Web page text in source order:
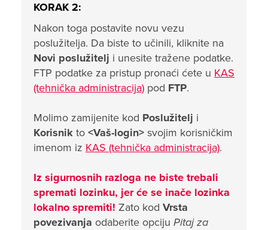
KORAK 2:
Nakon toga postavite novu vezu
poslužitelja. Da biste to učinili, kliknite na
Novi poslužitelj i unesite tražene podatke.
FTP podatke za pristup pronaći ćete u KAS
(tehnička administracija) pod FTP.
Molimo zamijenite kod Poslužitelj i
Korisnik to <Vaš-login> svojim korisničkim
imenom iz KAS (tehnička administracija).
Iz sigurnosnih razloga ne biste trebali
spremati lozinku, jer će se inače lozinka
lokalno spremiti! Zato kod Vrsta
povezivanja odaberite opciju Pitaj za